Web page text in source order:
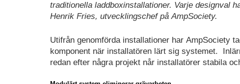
traditionella laddboxinstallationer. Varje designval
Henrik Fries, utvecklingschef på AmpSociety.
Utifrån genomförda installationer har AmpSociety
komponent när installatören lärt sig systemet.
redan efter några projekt når installatörer stabila